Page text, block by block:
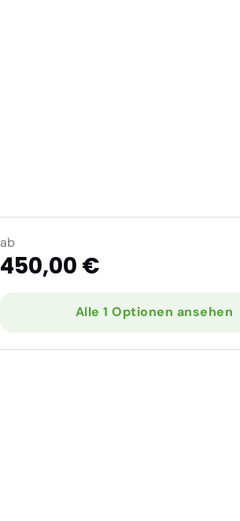
ab
450,00 €
Alle 1 Optionen ansehen